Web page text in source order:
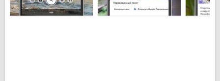
Объектив бесконечны.